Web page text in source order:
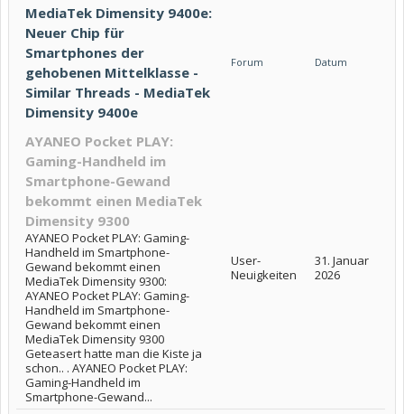
MediaTek Dimensity 9400e:
Neuer Chip für
Smartphones der
gehobenen Mittelklasse -
Similar Threads - MediaTek
Dimensity 9400e
Forum Datum
AYANEO Pocket PLAY:
Gaming-Handheld im
Smartphone-Gewand
bekommt einen MediaTek
Dimensity 9300
AYANEO Pocket PLAY: Gaming-
Handheld im Smartphone-
Gewand bekommt einen
MediaTek Dimensity 9300:
AYANEO Pocket PLAY: Gaming-
Handheld im Smartphone-
Gewand bekommt einen
MediaTek Dimensity 9300
Geteasert hatte man die Kiste ja
schon.. . AYANEO Pocket PLAY:
Gaming-Handheld im
Smartphone-Gewand...
User-
Neuigkeiten
31. Januar
2026